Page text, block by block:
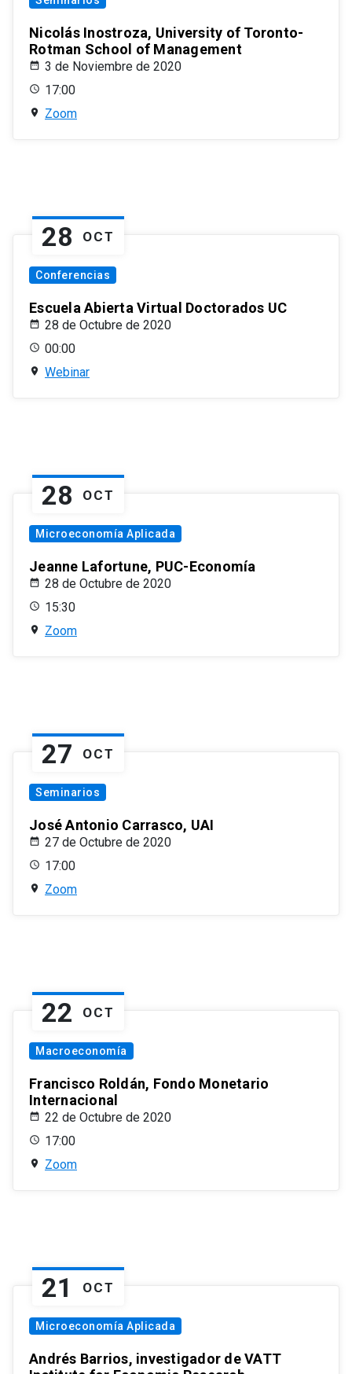
Nicolás Inostroza, University of Toronto-
Rotman School of Management
3 de Noviembre de 2020
17:00
Zoom
28 OCT
Conferencias
Escuela Abierta Virtual Doctorados UC
28 de Octubre de 2020
00:00
Webinar
28 OCT
Microeconomía Aplicada
Jeanne Lafortune, PUC-Economía
28 de Octubre de 2020
15:30
Zoom
27 OCT
Seminarios
José Antonio Carrasco, UAI
27 de Octubre de 2020
17:00
Zoom
22 OCT
Macroeconomía
Francisco Roldán, Fondo Monetario
Internacional
22 de Octubre de 2020
17:00
Zoom
21 OCT
Microeconomía Aplicada
Andrés Barrios, investigador de VATT